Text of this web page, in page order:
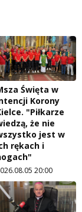
Święta w
Korony
"Piłkarze
że nie
jest w
rękach i
20:00